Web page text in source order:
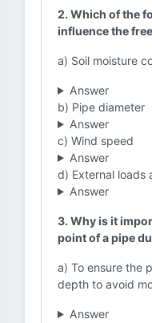
2. Which of the
influence the
a) Soil moisture
Answer
b) Pipe diameter
Answer
c) Wind speed
Answer
d) External loads
Answer
3. Why is it
point of a pipe
a) To ensure the
depth to avoid
Answer